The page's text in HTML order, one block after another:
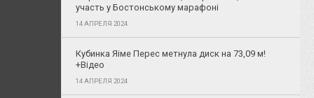
участь у Бостонському марафоні
14 АПРЕЛЯ 2024
Кубинка Яіме Перес метнула диск на 73,09 м!
+Відео
14 АПРЕЛЯ 2024